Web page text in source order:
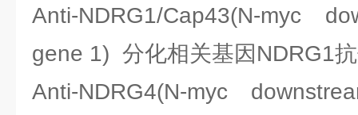
Anti-NDRG1/Cap43(N-myc
gene 1) 分化相关基因NDRG1
Anti-NDRG4(N-myc